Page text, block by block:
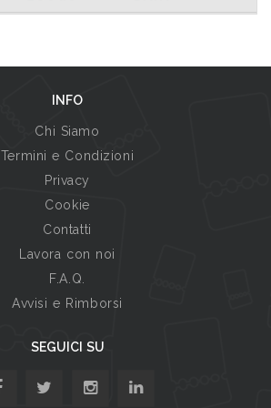
INFO
Chi Siamo
Termini e Condizioni
Privacy
Cookie
Contatti
Lavora con noi
F.A.Q.
Avvisi e Rimborsi
SEGUICI SU